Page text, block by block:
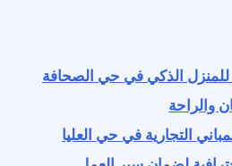
الذكي في حي الصحافة
والراحة
التجارية في حي العليا